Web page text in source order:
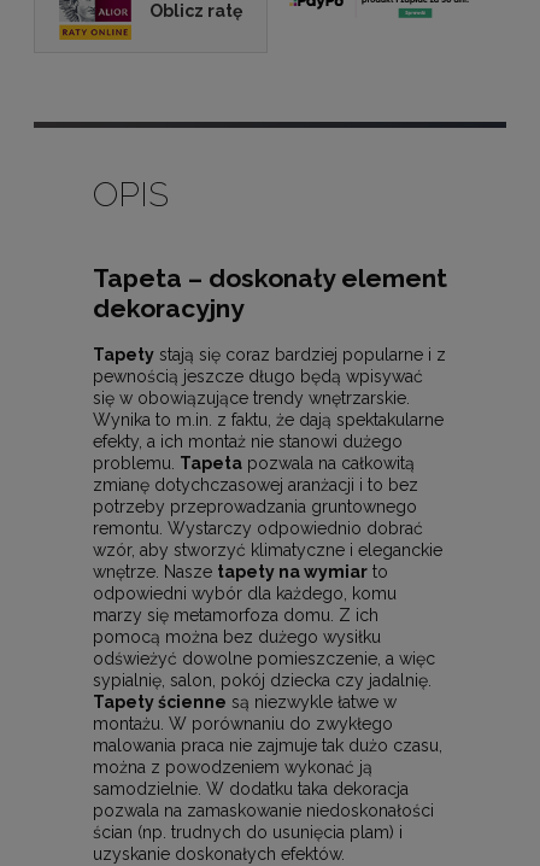
Oblicz ratę
OPIS
Tapeta – doskonały element
dekoracyjny
Tapety stają się coraz bardziej popularne i z
pewnością jeszcze długo będą wpisywać
się w obowiązujące trendy wnętrzarskie.
Wynika to m.in. z faktu, że dają spektakularne
efekty, a ich montaż nie stanowi dużego
problemu. Tapeta pozwala na całkowitą
zmianę dotychczasowej aranżacji i to bez
potrzeby przeprowadzania gruntownego
remontu. Wystarczy odpowiednio dobrać
wzór, aby stworzyć klimatyczne i eleganckie
wnętrze. Nasze tapety na wymiar to
odpowiedni wybór dla każdego, komu
marzy się metamorfoza domu. Z ich
pomocą można bez dużego wysiłku
odświeżyć dowolne pomieszczenie, a więc
sypialnię, salon, pokój dziecka czy jadalnię.
Tapety ścienne są niezwykle łatwe w
montażu. W porównaniu do zwykłego
malowania praca nie zajmuje tak dużo czasu,
można z powodzeniem wykonać ją
samodzielnie. W dodatku taka dekoracja
pozwala na zamaskowanie niedoskonałości
ścian (np. trudnych do usunięcia plam) i
uzyskanie doskonałych efektów.